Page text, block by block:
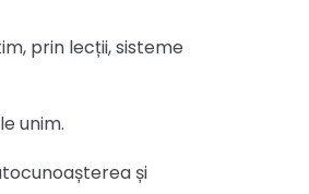
prin lecții, sisteme
unim.
și